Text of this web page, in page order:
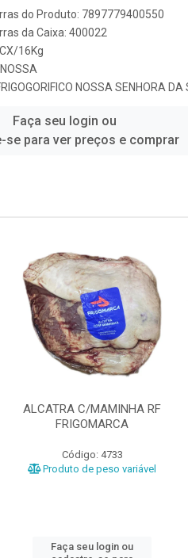
do Produto: 7897779400550
da Caixa: 400022
16Kg
NOSSA SENHORA DA
Faça seu login ou
se para ver preços e comprar
ALCATRA C/MAMINHA RF
FRIGOMARCA
Código: 4733
Produto de peso variável
Faça seu login ou